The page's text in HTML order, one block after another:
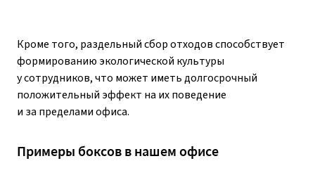
Кроме того, раздельный сбор отходов способствует
формированию экологической культуры
у сотрудников, что может иметь долгосрочный
положительный эффект на их поведение
и за пределами офиса.
Примеры боксов в нашем офисе